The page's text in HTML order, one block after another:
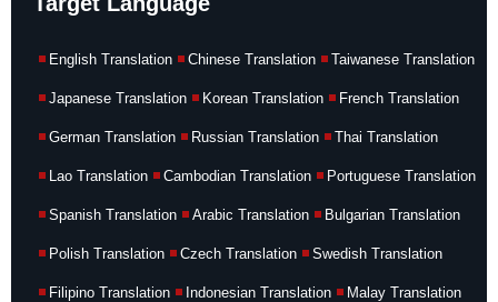
English Translation Chinese Translation Taiwanese Translation
Japanese Translation Korean Translation French Translation
German Translation Russian Translation Thai Translation
Lao Translation Cambodian Translation Portuguese Translation
Spanish Translation Arabic Translation Bulgarian Translation
Polish Translation Czech Translation Swedish Translation
Filipino Translation Indonesian Translation Malay Translation